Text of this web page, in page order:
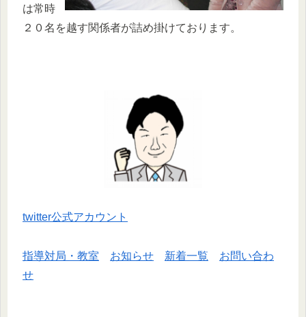
は常時
２０名を越す関係者が詰め掛けております。
twitter公式アカウント
指導対局・教室 お知らせ 新着一覧
お問い合わ
せ